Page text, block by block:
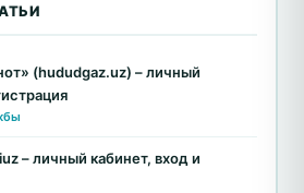
(hududgaz.uz) – личный
– личный кабинет, вход и